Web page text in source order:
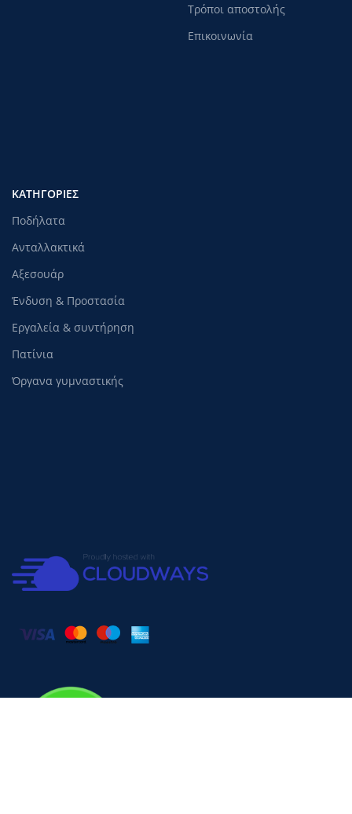
Τρόποι αποστολής
Επικοινωνία
ΚΑΤΗΓΟΡΊΕΣ
Ποδήλατα
Ανταλλακτικά
Αξεσουάρ
Ένδυση & Προστασία
Εργαλεία & συντήρηση
Πατίνια
Όργανα γυμναστικής